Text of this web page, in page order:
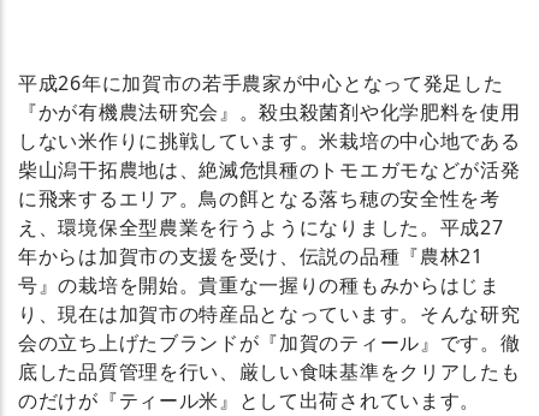
平成26年に加賀市の若手農家が中心となって発足した
『かが有機農法研究会』。殺虫殺菌剤や化学肥料を使用
しない米作りに挑戦しています。米栽培の中心地である
柴山潟干拓農地は、絶滅危惧種のトモエガモなどが活発
に飛来するエリア。鳥の餌となる落ち穂の安全性を考
え、環境保全型農業を行うようになりました。平成27
年からは加賀市の支援を受け、伝説の品種『農林21
号』の栽培を開始。貴重な一握りの種もみからはじま
り、現在は加賀市の特産品となっています。そんな研究
会の立ち上げたブランドが『加賀のティール』です。徹
底した品質管理を行い、厳しい食味基準をクリアしたも
のだけが『ティール米』として出荷されています。